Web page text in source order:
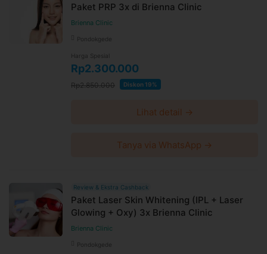
Paket PRP 3x di Brienna Clinic
Brienna Clinic
Pondokgede
Harga Spesial
Rp2.300.000
Rp2.850.000 Diskon 19%
Lihat detail →
Tanya via WhatsApp →
Review & Ekstra Cashback
Paket Laser Skin Whitening (IPL + Laser
Glowing + Oxy) 3x Brienna Clinic
Brienna Clinic
Pondokgede